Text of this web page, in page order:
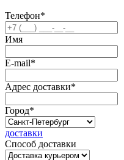
Телефон*
Имя
E-mail*
Адрес доставки*
Город*
доставки
Способ доставки